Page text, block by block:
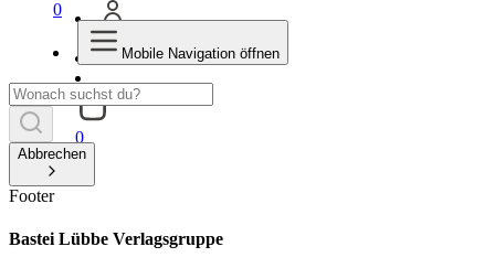
0
0
Mobile Navigation öffnen
Abbrechen
Footer
Bastei Lübbe Verlagsgruppe